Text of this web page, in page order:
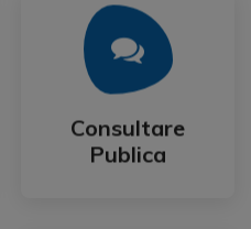
Consultare
Publica
Consultare
Publica
Mai Mult